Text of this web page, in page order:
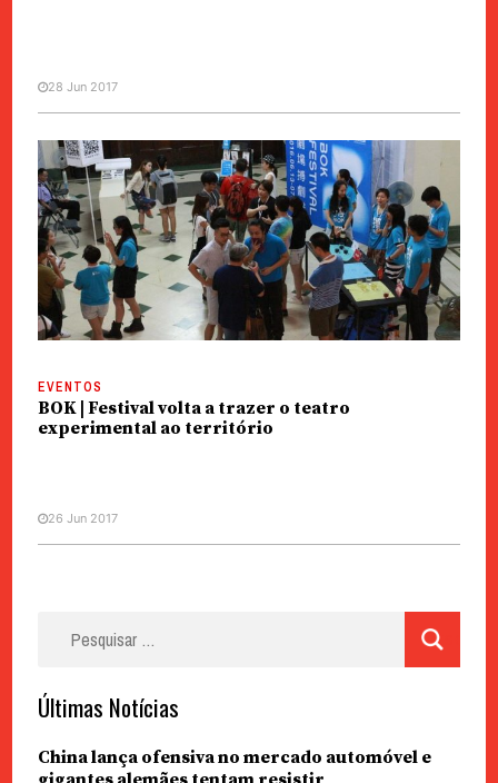
EVENTOS
BOK | Artistas locais abordam a
sociedade e desafiam os sentidos
28 Jun 2017
EVENTOS
BOK | Festival volta a trazer o teatro
experimental ao território
26 Jun 2017
Últimas Notícias
China lança ofensiva no mercado automóvel e